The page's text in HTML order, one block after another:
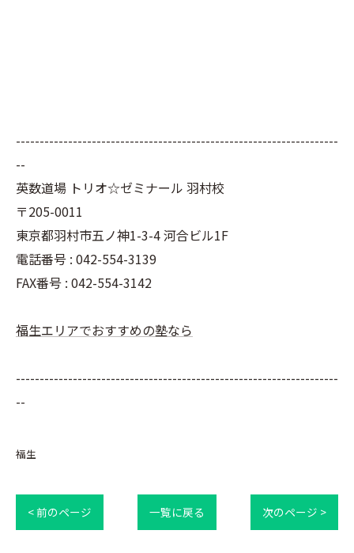
--------------------------------------------------------------------
--
英数道場 トリオ☆ゼミナール 羽村校
〒205-0011
東京都羽村市五ノ神1-3-4 河合ビル1F
電話番号 : 042-554-3139
FAX番号 : 042-554-3142
福生エリアでおすすめの塾なら
--------------------------------------------------------------------
--
福生
< 前のページ 一覧に戻る 次のページ >